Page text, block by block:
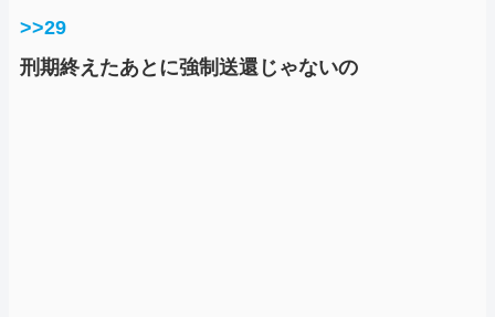
>>29
刑期終えたあとに強制送還じゃないの